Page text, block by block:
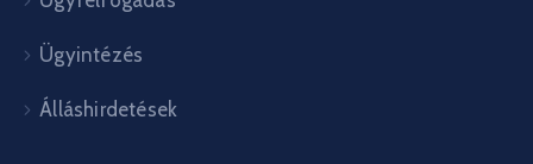
Ügyintézés
Álláshirdetések